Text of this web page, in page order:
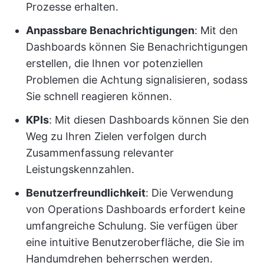
Prozesse erhalten.
Anpassbare Benachrichtigungen: Mit den
Dashboards können Sie Benachrichtigungen
erstellen, die Ihnen vor potenziellen
Problemen die Achtung signalisieren, sodass
Sie schnell reagieren können.
KPIs: Mit diesen Dashboards können Sie den
Weg zu Ihren Zielen verfolgen durch
Zusammenfassung relevanter
Leistungskennzahlen.
Benutzerfreundlichkeit: Die Verwendung
von Operations Dashboards erfordert keine
umfangreiche Schulung. Sie verfügen über
eine intuitive Benutzeroberfläche, die Sie im
Handumdrehen beherrschen werden.